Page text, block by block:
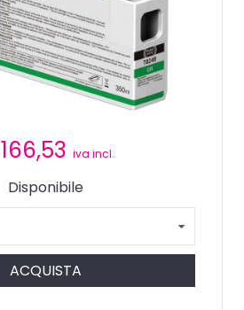
166,53 iva incl.
Disponibile
ACQUISTA